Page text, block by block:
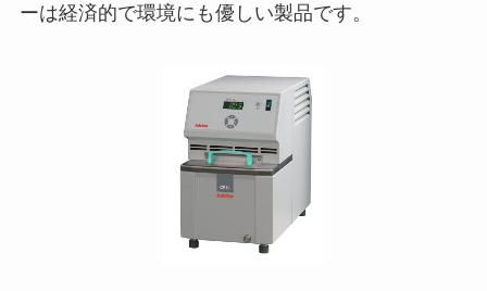
ーは経済的で環境にも優しい製品です。